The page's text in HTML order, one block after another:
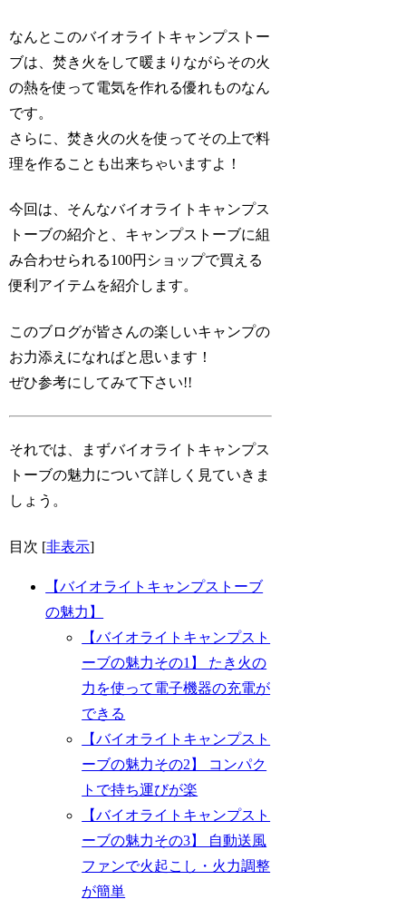
なんとこのバイオライトキャンプストー
ブは、焚き火をして暖まりながらその火
の熱を使って電気を作れる優れものなん
です。
さらに、焚き火の火を使ってその上で料
理を作ることも出来ちゃいますよ！
今回は、そんなバイオライトキャンプス
トーブの紹介と、キャンプストーブに組
み合わせられる100円ショップで買える
便利アイテムを紹介します。
このブログが皆さんの楽しいキャンプの
お力添えになればと思います！
ぜひ参考にしてみて下さい!!
それでは、まずバイオライトキャンプス
トーブの魅力について詳しく見ていきま
しょう。
目次 [非表示]
【バイオライトキャンプストーブ
の魅力】
【バイオライトキャンプスト
ーブの魅力その1】 たき火の
力を使って電子機器の充電が
できる
【バイオライトキャンプスト
ーブの魅力その2】 コンパク
トで持ち運びが楽
【バイオライトキャンプスト
ーブの魅力その3】 自動送風
ファンで火起こし・火力調整
が簡単